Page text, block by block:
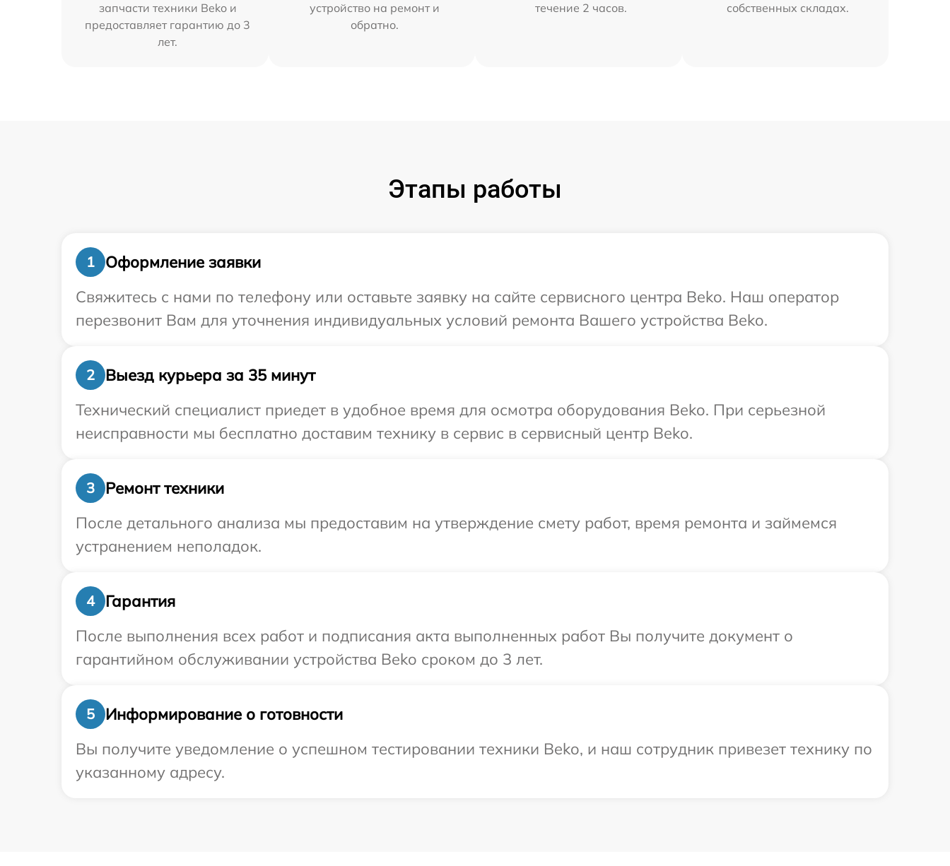
запчасти техники Beko и
предоставляет гарантию до 3
лет.
устройство на ремонт и
обратно.
течение 2 часов.
собственных складах.
Этапы работы
1
Оформление заявки
Свяжитесь с нами по телефону или оставьте заявку на сайте сервисного центра Beko. Наш оператор
перезвонит Вам для уточнения индивидуальных условий ремонта Вашего устройства Beko.
2
Выезд курьера за 35 минут
Технический специалист приедет в удобное время для осмотра оборудования Beko. При серьезной
неисправности мы бесплатно доставим технику в сервис в сервисный центр Beko.
3
Ремонт техники
После детального анализа мы предоставим на утверждение смету работ, время ремонта и займемся
устранением неполадок.
4
Гарантия
После выполнения всех работ и подписания акта выполненных работ Вы получите документ о
гарантийном обслуживании устройства Beko сроком до 3 лет.
5
Информирование о готовности
Вы получите уведомление о успешном тестировании техники Beko, и наш сотрудник привезет технику по
указанному адресу.